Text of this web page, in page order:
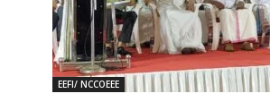
EEFI/ NCCOEEE